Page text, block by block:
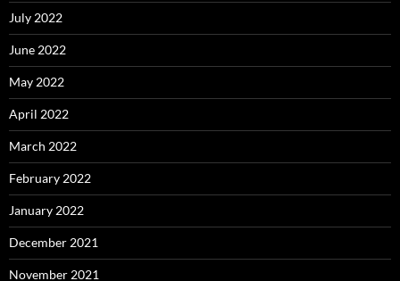
July 2022
June 2022
May 2022
April 2022
March 2022
February 2022
January 2022
December 2021
November 2021